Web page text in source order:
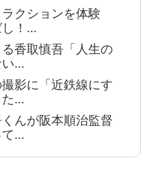
クションを体験
し！…
香取慎吾「人生の
い…
影に「近鉄線にす
た…
んが阪本順治監督
て…